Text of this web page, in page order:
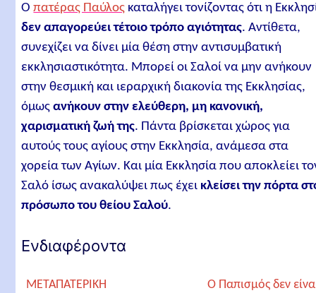
Οπατέρας Παύλος καταλήγει τονίζοντας ότι η
δεν απαγορεύει τέτοιο τρόπο αγιότητας. Αντίθετα,
συνεχίζει να δίνει μία θέση στην αντισυμβατική
εκκλησιαστικότητα. Μπορεί οι Σαλοί να μην ανήκουν
στην θεσμική και ιεραρχική διακονία της Εκκλησίας,
όμωςανήκουν στην ελεύθερη, μη κανονική,
χαρισματική ζωή της. Πάντα βρίσκεται χώρος για
αυτούς τους αγίους στην Εκκλησία, ανάμεσα στα
χορεία των Αγίων. Και μία Εκκλησία που αποκλείει
Σαλό ίσως ανακαλύψει πως έχει κλείσει την πόρτα
πρόσωπο του θείου Σαλού.
Ενδιαφέροντα
ΜΕΤΑΠΑΤΕΡΙΚΗ
Ο Παπισμός δεν